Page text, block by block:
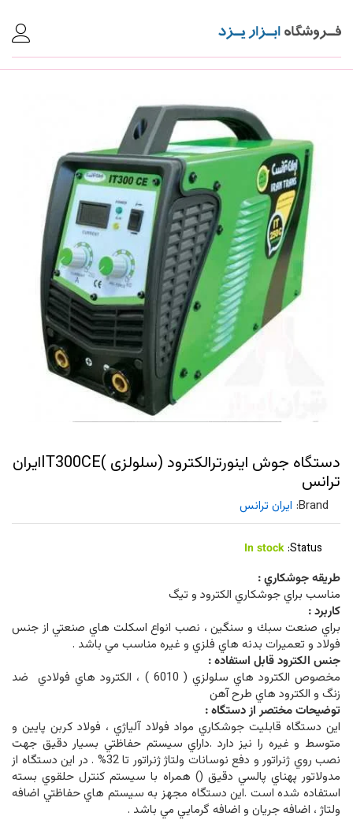
دستگاه جوش اینورترالکترود (سلولزی )IT300CEایران
ترانس
Brand: ایران ترانس
Status:
In stock
طريقه جوشكاري :
مناسب براي جوشكاري الكترود و تيگ
كاربرد :
براي صنعت سبك و سنگين ، نصب انواع اسكلت هاي صنعتي از جنس
فولاد و تعميرات بدنه هاي فلزي و غيره مناسب مي باشد .
جنس الكترود قابل استفاده :
مخصوص الكترود هاي سلولزي ( 6010 ) ، الكترود هاي فولادي ضد
زنگ و الكترود هاي طرح آهن
توضيحات مختصر از دستگاه :
اين دستگاه قابليت جوشكاري مواد فولاد آلياژي ، فولاد كربن پايين و
متوسط و غيره را نيز دارد .داراي سيستم حفاظتي بسيار دقيق جهت
نصب روي ژنراتور و دفع نوسانات ولتاژ ژنراتور تا 32% . در اين دستگاه از
مدولاتور پهناي پالسي دقيق () همراه با سيستم كنترل حلقوي بسته
استفاده شده است .اين دستگاه مجهز به سيستم هاي حفاظتي اضافه
ولتاژ ، اضافه جريان و اضافه گرمايي مي باشد .